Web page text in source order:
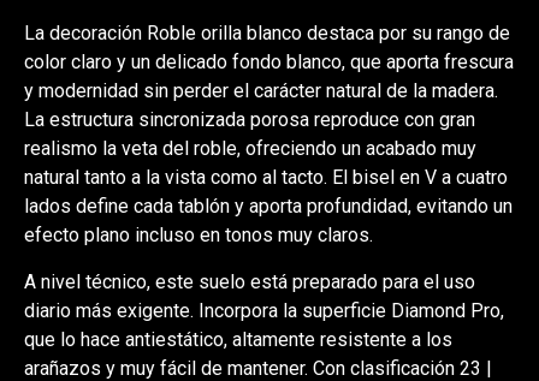
La decoración Roble orilla blanco destaca por su rango de
color claro y un delicado fondo blanco, que aporta frescura
y modernidad sin perder el carácter natural de la madera.
La estructura sincronizada porosa reproduce con gran
realismo la veta del roble, ofreciendo un acabado muy
natural tanto a la vista como al tacto. El bisel en V a cuatro
lados define cada tablón y aporta profundidad, evitando un
efecto plano incluso en tonos muy claros.
A nivel técnico, este suelo está preparado para el uso
diario más exigente. Incorpora la superficie Diamond Pro,
que lo hace antiestático, altamente resistente a los
arañazos y muy fácil de mantener. Con clasificación 23 |